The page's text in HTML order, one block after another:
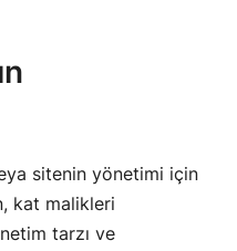
sitenin yönetimi için
kat malikleri
tarzı ve